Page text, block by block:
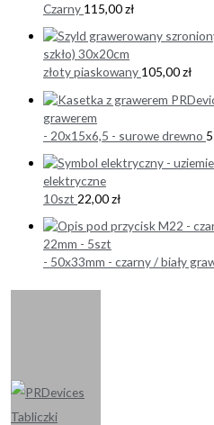
Czarny 115,00zł
szkło) 30x20cm
złoty piaskowany 105,00zł
grawerem
- 20x15x6,5 - surowe drewno
elektryczne
10szt 22,00zł
22mm - 5szt
- 50x33mm - czarny / biały